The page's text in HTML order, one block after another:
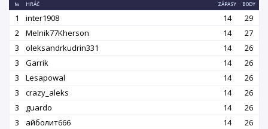
№ HRÁČ ZÁPASY BODY
1 inter1908 14
29
2
Melnik77Kherson 14
27
3
oleksandrkudrin331 14
26
3
Garrik 14
26
3
Lesapowal 14
26
3
crazy_aleks 14
26
3
guardo 14
26
3
айболит666 14
26